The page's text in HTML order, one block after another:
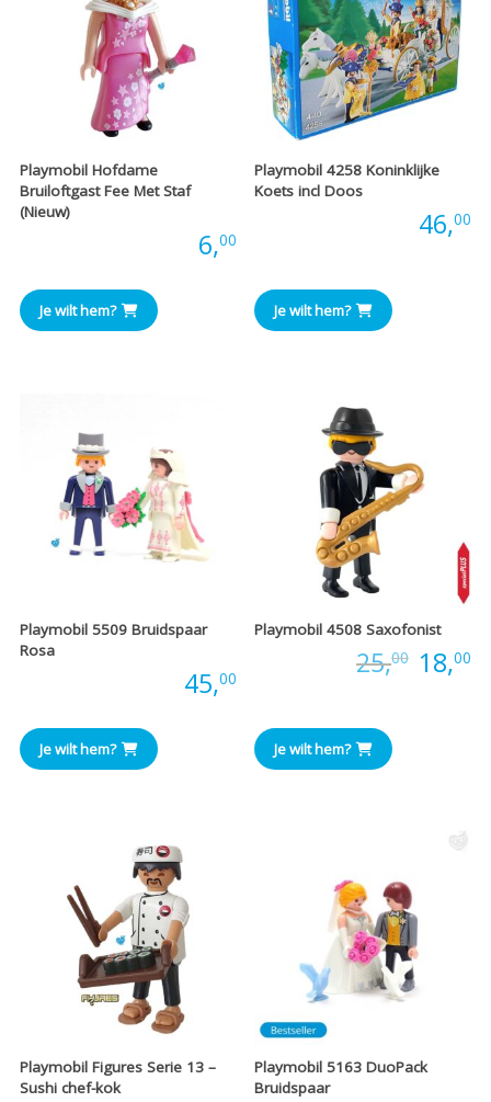
Playmobil Hofdame
Bruiloftgast Fee Met Staf
(Nieuw)
6,00
Je wilt hem?
Playmobil 4258 Koninklijke
Koets incl Doos
46,00
Je wilt hem?
Playmobil 5509 Bruidspaar
Rosa
45,00
Je wilt hem?
Playmobil 4508 Saxofonist
25,00 18,00
Je wilt hem?
Playmobil Figures Serie 13 –
Sushi chef-kok
Playmobil 5163 DuoPack
Bruidspaar